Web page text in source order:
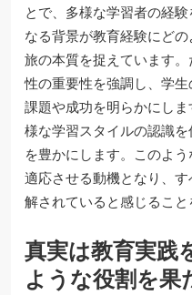
とで、多様な学習者の経
なる背景が教育経験にど
旅の本質を捉えています
性の重要性を強調し、学
課題や成功を明らかにし
様な学習スタイルの認識
を豊かにします。このよ
適応させる動機となり、
解されていると感じること
真実は教育実践
ような役割を果